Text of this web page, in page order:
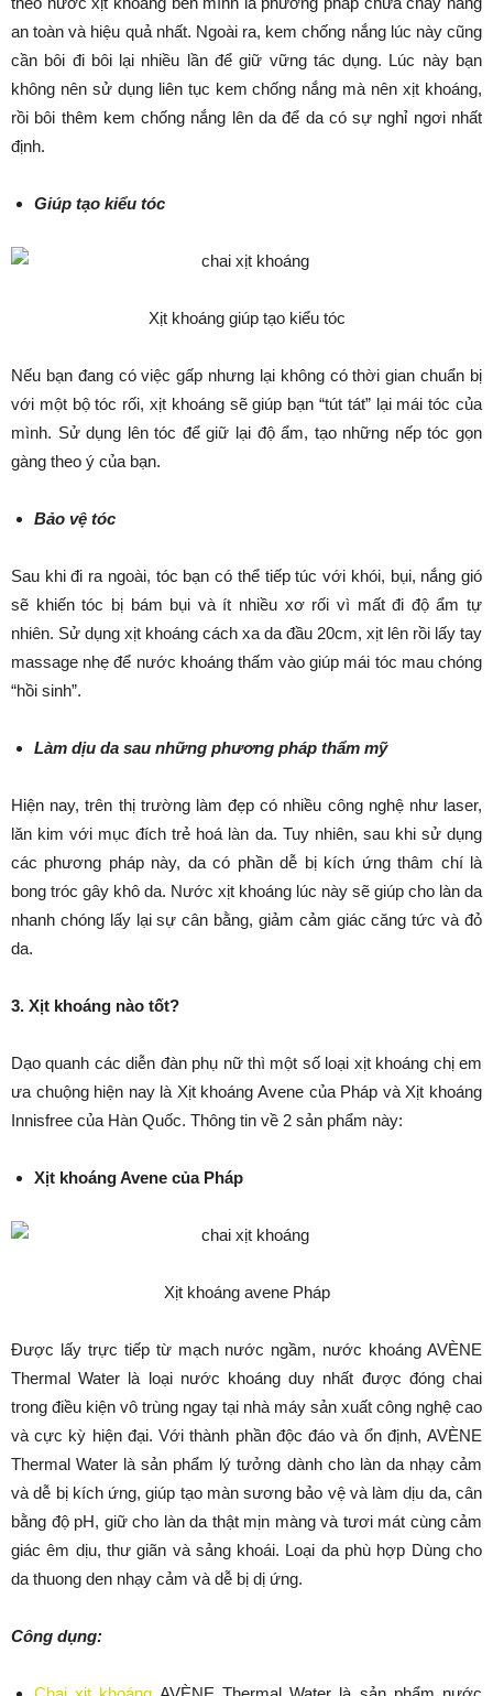
an toàn và hiệu quả nhất. Ngoài ra, kem chống nắng lúc này cũng
cần bôi đi bôi lại nhiều lần để giữ vững tác dụng. Lúc này bạn
không nên sử dụng liên tục kem chống nắng mà nên xịt khoáng,
rồi bôi thêm kem chống nắng lên da để da có sự nghỉ ngơi nhất
định.
Giúp tạo kiểu tóc
Xịt khoáng giúp tạo kiểu tóc
Nếu bạn đang có việc gấp nhưng lại không có thời gian chuẩn bị
với một bộ tóc rối, xịt khoáng sẽ giúp bạn “tút tát” lại mái tóc của
mình. Sử dụng lên tóc để giữ lại độ ẩm, tạo những nếp tóc gọn
gàng theo ý của bạn.
Bảo vệ tóc
Sau khi đi ra ngoài, tóc bạn có thể tiếp túc với khói, bụi, nắng gió
sẽ khiến tóc bị bám bụi và ít nhiều xơ rối vì mất đi độ ẩm tự
nhiên. Sử dụng xịt khoáng cách xa da đầu 20cm, xịt lên rồi lấy tay
massage nhẹ để nước khoáng thấm vào giúp mái tóc mau chóng
“hồi sinh”.
Làm dịu da sau những phương pháp thẩm mỹ
Hiện nay, trên thị trường làm đẹp có nhiều công nghệ như laser,
lăn kim với mục đích trẻ hoá làn da. Tuy nhiên, sau khi sử dụng
các phương pháp này, da có phần dễ bị kích ứng thâm chí là
bong tróc gây khô da. Nước xịt khoáng lúc này sẽ giúp cho làn da
nhanh chóng lấy lại sự cân bằng, giảm cảm giác căng tức và đỏ
da.
3. Xịt khoáng nào tốt?
Dạo quanh các diễn đàn phụ nữ thì một số loại xịt khoáng chị em
ưa chuộng hiện nay là Xịt khoáng Avene của Pháp và Xịt khoáng
Innisfree của Hàn Quốc. Thông tin về 2 sản phẩm này:
Xịt khoáng Avene của Pháp
Xịt khoáng avene Pháp
Được lấy trực tiếp từ mạch nước ngầm, nước khoáng AVÈNE
Thermal Water là loại nước khoáng duy nhất được đóng chai
trong điều kiện vô trùng ngay tại nhà máy sản xuất công nghệ cao
và cực kỳ hiện đại. Với thành phần độc đáo và ổn định, AVÈNE
Thermal Water là sản phẩm lý tưởng dành cho làn da nhạy cảm
và dễ bị kích ứng, giúp tạo màn sương bảo vệ và làm dịu da, cân
bằng độ pH, giữ cho làn da thật mịn màng và tươi mát cùng cảm
giác êm dịu, thư giãn và sảng khoái. Loại da phù hợp Dùng cho
da thuong den nhạy cảm và dễ bị dị ứng.
Công dụng: